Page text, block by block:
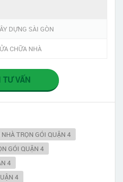
DỰNG SÀI GÒN
CHỮA NHÀ
TƯ VẤN
TRỌN GÓI QUẬN 4
GÓI QUẬN 4
4
4